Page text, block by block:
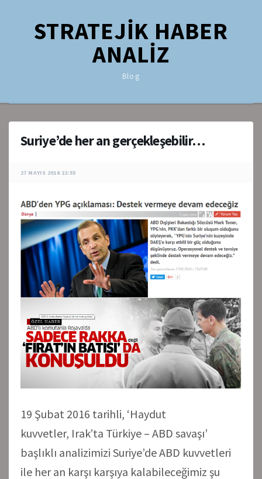
STRATEJİK HABER
ANALİZ
Blog
Suriye’de her an gerçekleşebilir…
27 MAYIS 2016 22:55
19 Şubat 2016 tarihli, ‘Haydut
kuvvetler, Irak’ta Türkiye – ABD savaşı’
başlıklı analizimizi Suriye’de ABD kuvvetleri
ile her an karşı karşıya kalabileceğimiz şu